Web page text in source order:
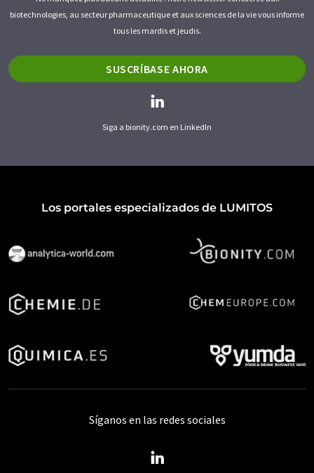
biotechnologies, au secteur pharmaceutique et aux sciences de la vie vous informe
tous les mardis et jeudis.
SUSCRÍBASE AHORA
Siga a bionity.com en LinkedIn
Los portales especializados de LUMITOS
Síganos en las redes sociales